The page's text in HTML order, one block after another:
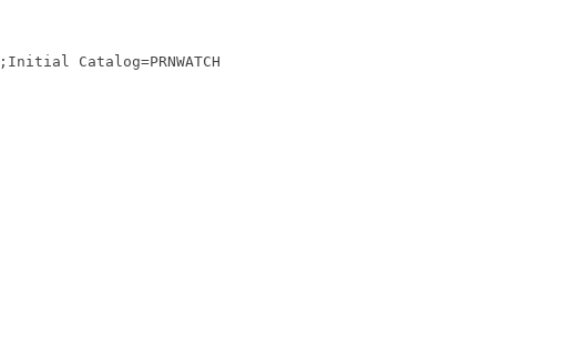
Catalog=PRNWATCH